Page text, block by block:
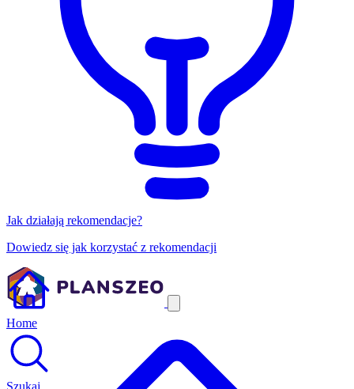
Jak działają rekomendacje?
Dowiedz się jak korzystać z rekomendacji
Home
Szukaj